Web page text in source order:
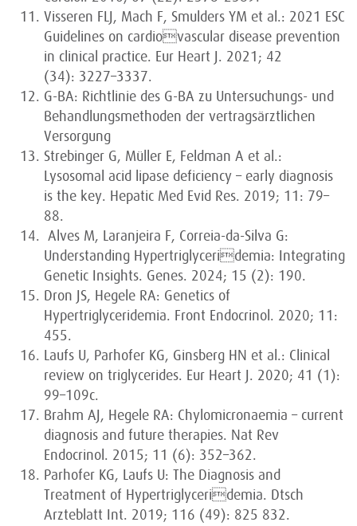
Visseren FLJ, Mach F, Smulders YM et al.: 2021 ESC
Guidelines on cardiovascular disease prevention
in clinical practice. Eur Heart J. 2021; 42
(34): 3227–3337.
G-BA: Richtlinie des G-BA zu Untersuchungs- und
Behandlungsmethoden der vertragsärztlichen
Versorgung
Strebinger G, Müller E, Feldman A et al.:
Lysosomal acid lipase deficiency – early diagnosis
is the key. Hepatic Med Evid Res. 2019; 11: 79–
88.
Alves M, Laranjeira F, Correia-da-Silva G:
Understanding Hypertriglyceridemia: Integrating
Genetic Insights. Genes. 2024; 15 (2): 190.
Dron JS, Hegele RA: Genetics of
Hypertriglyceridemia. Front Endocrinol. 2020; 11:
455.
Laufs U, Parhofer KG, Ginsberg HN et al.: Clinical
review on triglycerides. Eur Heart J. 2020; 41 (1):
99–109c.
Brahm AJ, Hegele RA: Chylomicronaemia – current
diagnosis and future therapies. Nat Rev
Endocrinol. 2015; 11 (6): 352–362.
Parhofer KG, Laufs U: The Diagnosis and
Treatment of Hypertriglyceridemia. Dtsch
Arzteblatt Int. 2019; 116 (49): 825 832.